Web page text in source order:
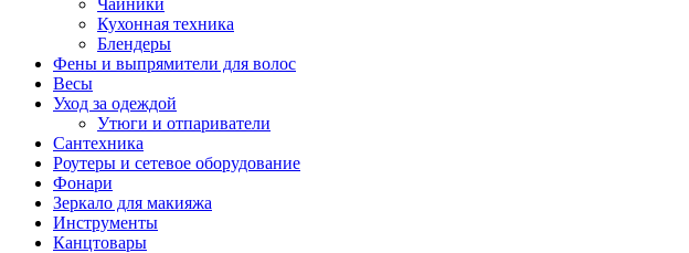
Чайники
Кухонная техника
Блендеры
Фены и выпрямители для волос
Весы
Уход за одеждой
Утюги и отпариватели
Сантехника
Роутеры и сетевое оборудование
Фонари
Зеркало для макияжа
Инструменты
Канцтовары